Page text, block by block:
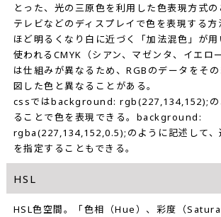
とった、光の三原色を利用した色表現方式
テレビなどのディスプレイで色を表現する方
ほど明るくなり白に近づく「加法混色」が
使われるCMYK（シアン、マゼンタ、イエロ
は仕組みが異なるため、RGBのデータをそ
図した色と異なることがある。
cssではbackground: rgb(227,134,152);の
ることで色を表現できる。background:
rgba(227,134,152,0.5);のように記述して、
を指定することもできる。
HSL
HSL色空間。「色相（Hue）、彩度（